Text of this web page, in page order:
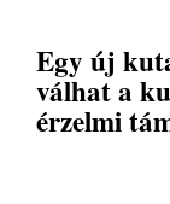
Egy új
válhat a
érzelmi